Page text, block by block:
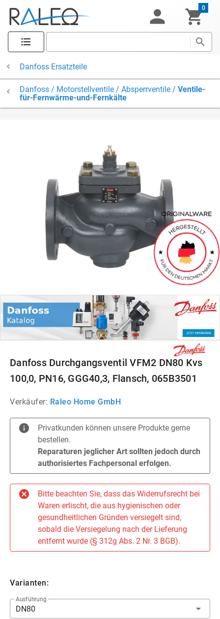
0
Danfoss Ersatzteile
Danfoss / Motorstellventile / Absperrventile / Ventile-
für-Fernwärme-und-Fernkälte
Danfoss Durchgangsventil VFM2 DN80 Kvs
100,0, PN16, GGG40,3, Flansch, 065B3501
Verkäufer: Raleo Home GmbH
Privatkunden können unsere Produkte gerne
bestellen.
Reparaturen jeglicher Art sollten jedoch durch
authorisiertes Fachpersonal erfolgen.
Bitte beachten Sie, dass das Widerrufsrecht bei
Waren erlischt, die aus hygienischen oder
gesundheitlichen Gründen versiegelt sind,
sobald die Versiegelung nach der Lieferung
entfernt wurde (§ 312g Abs. 2 Nr. 3 BGB).
Varianten:
Ausführung
DN80